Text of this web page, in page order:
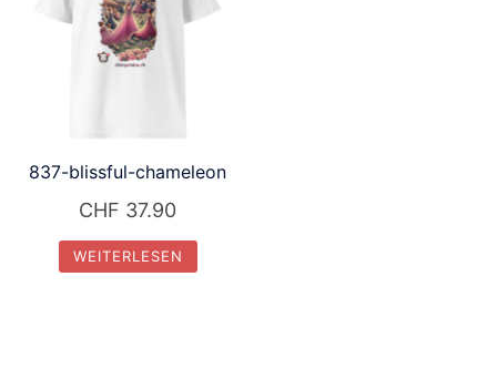
837-blissful-chameleon
CHF 37.90
WEITERLESEN